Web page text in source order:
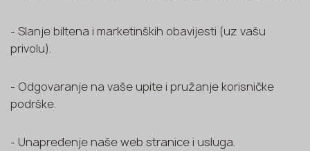
- Slanje biltena i marketinških obavijesti (uz vašu
privolu).
- Odgovaranje na vaše upite i pružanje korisničke
podrške.
- Unapređenje naše web stranice i usluga.